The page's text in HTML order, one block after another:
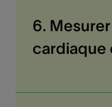
6.
cardiaque